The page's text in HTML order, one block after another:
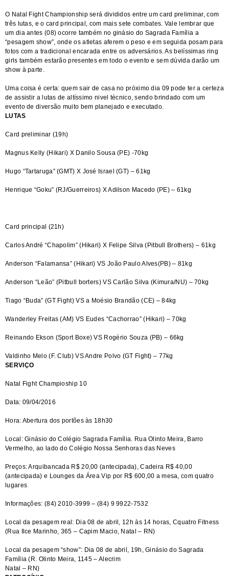
O Natal Fight Championship será divididos entre um card preliminar, com
três lutas, e o card principal, com mais sete combates. Vale lembrar que
um dia antes (08) ocorre também no ginásio do Sagrada Família a
“pesagem show”, onde os atletas aferem o peso e em seguida posam para
fotos com a tradicional encarada entre os adversários. As belíssimas ring
girls também estarão presentes em todo o evento e sem dúvida darão um
show à parte.
Uma coisa é certa: quem sair de casa no próximo dia 09 pode ter a certeza
de assistir a lutas de altíssimo nivel técnico, sendo brindado com um
evento de diversão muito bem planejado e executado.
LUTAS
Card preliminar (19h)
Magnus Kelly (Hikari) X Danilo Sousa (PE) -70kg
Hugo “Tartaruga” (GMT) X José Israel (GT) – 61kg
Henrique “Goku” (RJ/Guerreiros) X Adilson Macedo (PE) – 61kg
Card principal (21h)
Carlos André “Chapolim” (Hikari) X Felipe Silva (Pitbull Brothers) – 61kg
Anderson “Falamansa” (Hikari) VS João Paulo Alves(PB) – 81kg
Anderson “Leão” (Pitbull borters) VS Carlão Silva (Kimura/NU) – 70kg
Tiago “Buda” (GT Fight) VS a Moésio Brandão (CE) – 84kg
Wanderley Freitas (AM) VS Eudes “Cachorrao” (Hikari) – 70kg
Reinando Ekson (Sport Boxe) VS Rogério Souza (PB) – 66kg
Valdinho Melo (F. Club) VS Andre Polvo (GT Fight) – 77kg
SERVIÇO
Natal Fight Champioship 10
Data: 09/04/2016
Hora: Abertura dos portões às 18h30
Local: Ginásio do Colégio Sagrada Família. Rua Olinto Meira, Barro
Vermelho, ao lado do Colégio Nossa Senhoras das Neves
Preços: Arquibancada R$ 20,00 (antecipada), Cadeira R$ 40,00
(antecipada) e Lounges da Área Vip por R$ 600,00 a mesa, com quatro
lugares
Informações: (84) 2010-3999 – (84) 9 9922-7532
Local da pesagem real: Dia 08 de abril, 12h às 14 horas, Cquatro Fitness
(Rua Ilce Marinho, 365 – Capim Macio, Natal – RN)
Local da pesagem “show”: Dia 08 de abril, 19h, Ginásio do Sagrada
Família (R. Olinto Meira, 1145 – Alecrim
Natal – RN)